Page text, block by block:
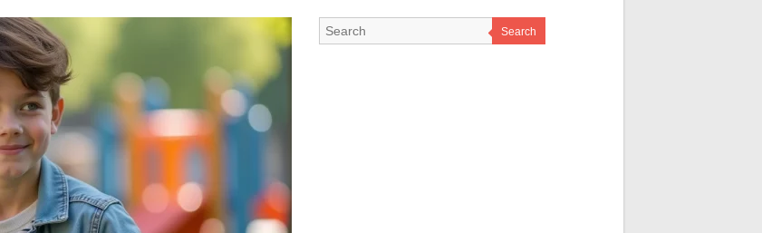
Search